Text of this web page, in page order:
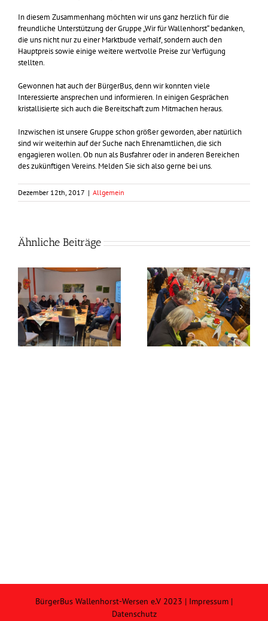
In diesem Zusammenhang möchten wir uns ganz herzlich für die
freundliche Unterstützung der Gruppe „Wir für Wallenhorst“ bedanken,
die uns nicht nur zu einer Marktbude verhalf, sondern auch den
Hauptpreis sowie einige weitere wertvolle Preise zur Verfügung
stellten.
Gewonnen hat auch der BürgerBus, denn wir konnten viele
Interessierte ansprechen und informieren. In einigen Gesprächen
kristallisierte sich auch die Bereitschaft zum Mitmachen heraus.
Inzwischen ist unsere Gruppe schon größer geworden, aber natürlich
sind wir weiterhin auf der Suche nach Ehrenamtlichen, die sich
engagieren wollen. Ob nun als Busfahrer oder in anderen Bereichen
des zukünftigen Vereins. Melden Sie sich also gerne bei uns.
Dezember 12th, 2017 | Allgemein
Ähnliche Beiträge
Frühlingszeit –
Grünkohlzeit?
BürgerBus Wallenhorst-Wersen e.V 2023 | Impressum |
Datenschutz